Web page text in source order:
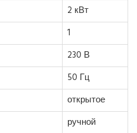
2 кВт
1
230 В
50 Гц
открытое
ручной